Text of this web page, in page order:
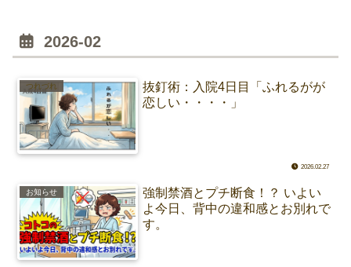
2026-02
つれづれ
抜釘術：入院4日目「ふれるがが
恋しい・・・・」
2026.02.27
お知らせ
強制禁酒とプチ断食！？ いよい
よ今日、背中の違和感とお別れで
す。